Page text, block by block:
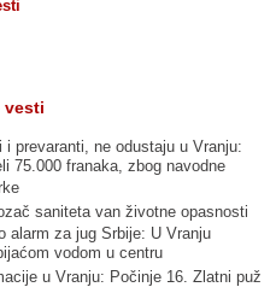
vesti
i prevaranti, ne odustaju u Vranju:
75.000 franaka, zbog navodne
saniteta van životne opasnosti
alarm za jug Srbije: U Vranju
vodom u centru
u Vranju: Počinje 16. Zlatni puž